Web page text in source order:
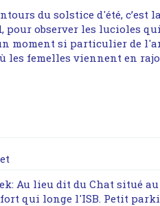
du solstice d'été, c’est
pour observer les lucioles
moment si particulier de
les femelles viennent en
Au lieu dit du Chat situé
qui longe l'ISB. Petit